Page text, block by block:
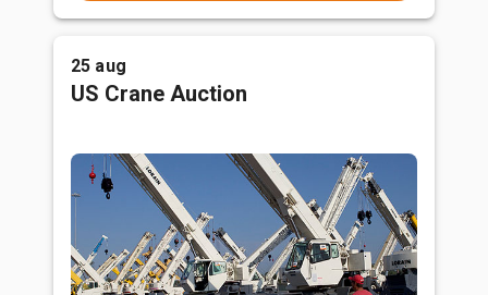
25 aug
US Crane Auction